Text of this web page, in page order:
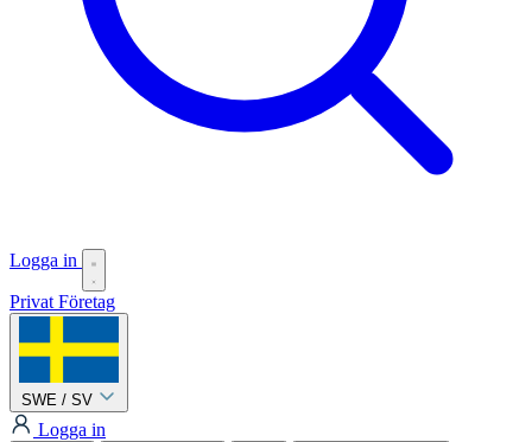
Logga in
Privat Företag
SWE / SV
Logga in